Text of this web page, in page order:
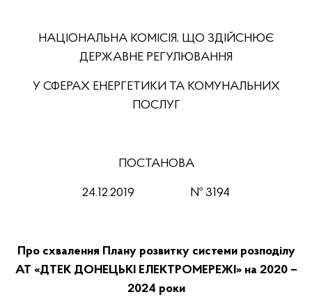
НАЦІОНАЛЬНА КОМІСІЯ, ЩО ЗДІЙСНЮЄ
ДЕРЖАВНЕ РЕГУЛЮВАННЯ
У СФЕРАХ ЕНЕРГЕТИКИ ТА КОМУНАЛЬНИХ
ПОСЛУГ
ПОСТАНОВА
24.12.2019 № 3194
Про схвалення Плану розвитку системи розподілу
АТ «ДТЕК ДОНЕЦЬКІ ЕЛЕКТРОМЕРЕЖІ» на 2020 –
2024 роки